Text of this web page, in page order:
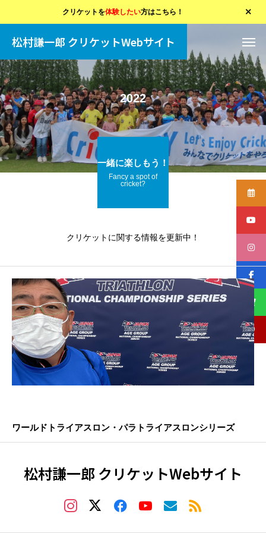
クリケットを体験したい方はこちら！
松村謙一郎 クリケットWebサイト
2022
一緒に楽しもう！
Fancy a spot of
cricket?
クリケットに関する情報を更新中！
ワールドトライアスロン・パラトライアスロンシリーズ
松村謙一郎 クリケットWebサイト